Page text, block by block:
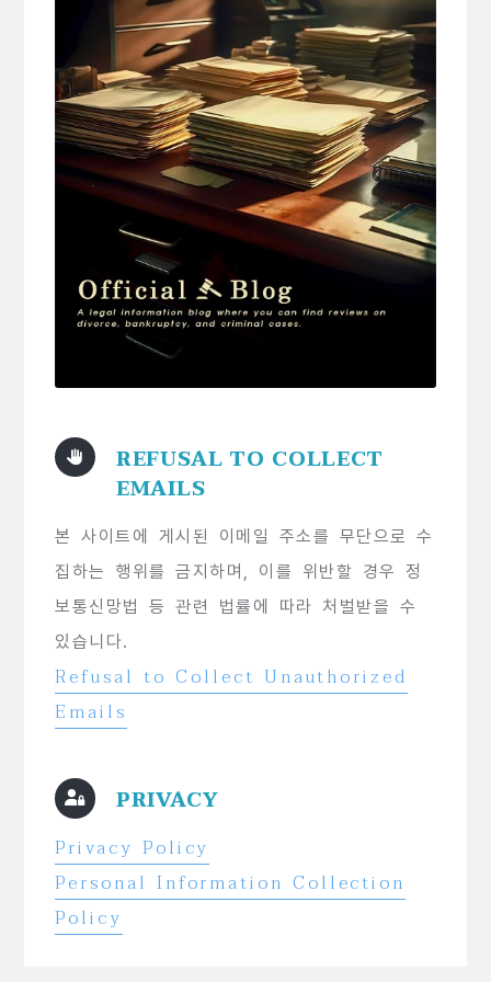
REFUSAL TO COLLECT
EMAILS
본 사이트에 게시된 이메일 주소를 무단으로 수
집하는 행위를 금지하며, 이를 위반할 경우 정
보통신망법 등 관련 법률에 따라 처벌받을 수
있습니다.
Refusal to Collect Unauthorized
Emails
PRIVACY
Privacy Policy
Personal Information Collection
Policy